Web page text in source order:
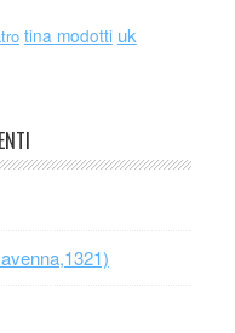
tina modotti uk